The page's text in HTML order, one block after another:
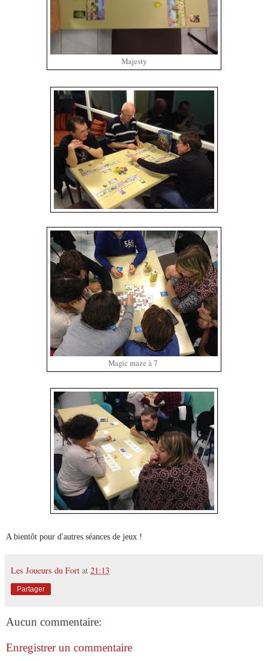
Majesty
Magic maze à 7
A bientôt pour d'autres séances de jeux !
Les Joueurs du Fort at 21:13
Partager
Aucun commentaire:
Enregistrer un commentaire